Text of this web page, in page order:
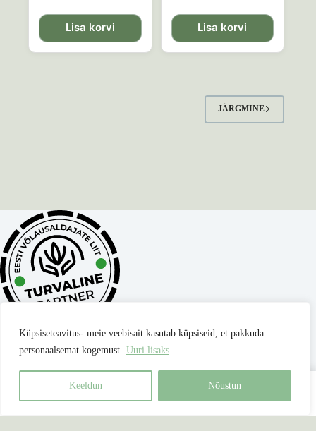
Küpsiseteavitus- meie veebisait kasutab küpsiseid, et pakkuda
personaalsemat kogemust. Uuri lisaks
Keeldun Nõustun
Lisa korvi Lisa korvi
JÄRGMINE
Privaatsuspoliitika
Müügitingimused
Parima hinna garantii
Avaleht Otsing Ostukorv